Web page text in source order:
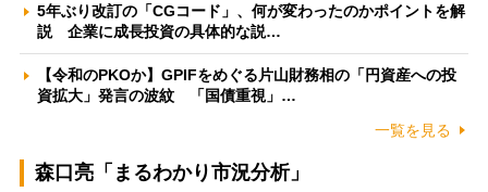
5年ぶり改訂の「CGコード」、何が変わったのかポイントを解
説 企業に成長投資の具体的な説…
【令和のPKOか】GPIFをめぐる片山財務相の「円資産への投
資拡大」発言の波紋 「国債重視」…
一覧を見る
森口亮「まるわかり市況分析」